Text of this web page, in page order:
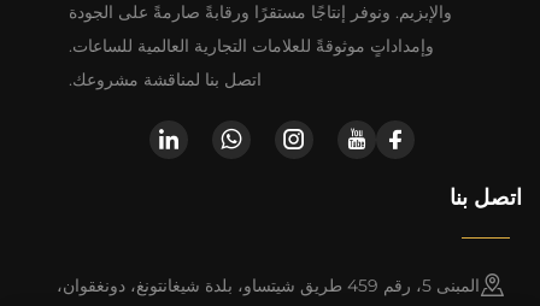
والإبزيم. ونوفر إنتاجًا مستقرًا ورقابةً صارمةً على الجودة
وإمداداتٍ موثوقةً للعلامات التجارية العالمية للساعات.
اتصل بنا لمناقشة مشروعك.
اتصل بنا
المبنى 5، رقم 459 طريق شيتساو، بلدة شيغانتونغ، دونغقوان،